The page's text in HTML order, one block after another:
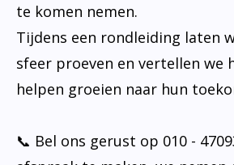
te komen nemen.
Tijdens een rondleiding laten
sfeer proeven en vertellen we
helpen groeien naar hun
📞 Bel ons gerust op 010 -